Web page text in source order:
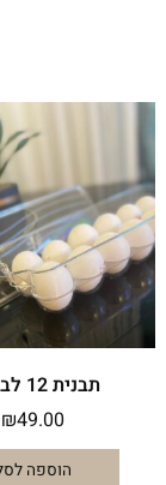
תבנית 12 לביצים
₪49.00
הוספה